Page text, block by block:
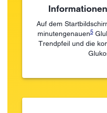
Auf dem
minutengenauen5
Trendpfeil und die